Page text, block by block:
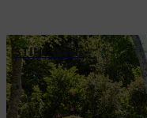
STIHL Deals